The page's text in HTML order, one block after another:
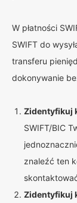
W płatności
SWIFT do
transferu
dokonywanie
Zidentyfikuj
SWIFT/BIC
znaleźć ten
Zidentyfikuj